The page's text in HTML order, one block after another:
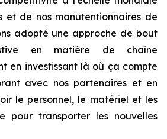
et de nos manutentionnaires de
adopté une approche de bout
en matière de chaîne
en investissant là où ça compte
avec nos partenaires et en
le personnel, le matériel et les
pour transporter les nouvelles